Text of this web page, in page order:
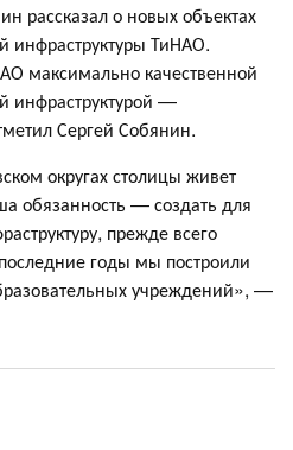
рассказал о новых объектах
инфраструктуры ТиНАО.
максимально качественной
инфраструктурой —
Сергей Собянин.
округах столицы живет
обязанность — создать для
прежде всего
годы мы построили
учреждений», —